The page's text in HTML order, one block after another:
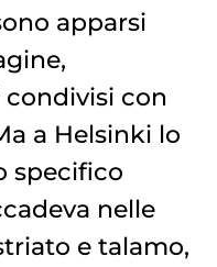
apparsi
con
a Helsinki lo
specifico
nelle
e talamo,